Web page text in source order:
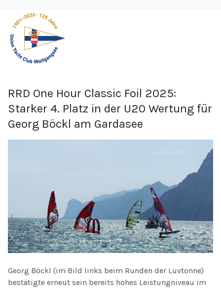
RRD One Hour Classic Foil 2025:
Starker 4. Platz in der U20 Wertung für
Georg Böckl am Gardasee
Georg Böckl (im Bild links beim Runden der Luvtonne)
bestätigte erneut sein bereits hohes Leistungniveau im